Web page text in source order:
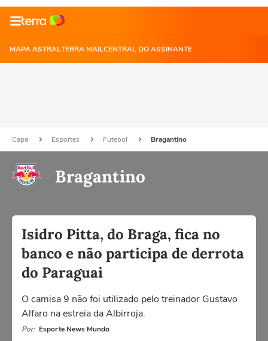
MAPA ASTRALTERRA MAILCENTRAL DO ASSINANTE
Capa Esportes Futebol Bragantino
Bragantino
Isidro Pitta, do Braga, fica no
banco e não participa de derrota
do Paraguai
O camisa 9 não foi utilizado pelo treinador Gustavo
Alfaro na estreia da Albirroja.
Por: Esporte News Mundo